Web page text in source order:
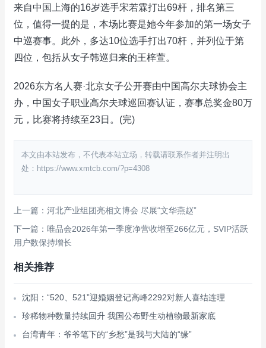
来自中国上海的16岁选手宋若霖打出69杆，排名第三
位，值得一提的是，本场比赛是她今年参加的第一场女子
中巡赛事。此外，多达10位选手打出70杆，并列位于第
四位，包括从女子韩巡归来的王梓萱。
2026东方名人赛·北京女子公开赛由中国高尔夫球协会主
办，中国女子职业高尔夫球巡回赛认证，赛事总奖金80万
元，比赛将持续至23日。(完)
本文由本站发布，不代表本站立场，转载请联系作者并注明出
处：https://www.xmtcb.com/?p=4308
上一篇：河北产业组团亮相文博会 尽展“文华燕赵”
下一篇：唯品会2026年第一季度净营收增至266亿元，SVIP活跃
用户数保持增长
相关推荐
沈阳：“520、521”迎婚姻登记高峰2292对新人喜结连理
珍稀物种数量持续回升 我国公布野生动植物最新家底
台湾青年：爷爷笔下的“乡愁”是我与大陆的“缘”